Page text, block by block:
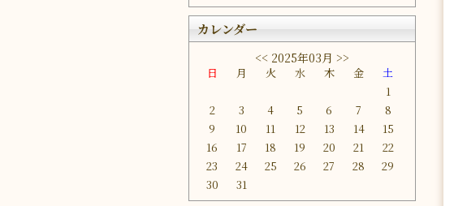
カレンダー
<< 2025年03月 >>
日 月 火 水 木 金
土
1
2
3 4 5 6 7
8
9
10 11 12 13 14
15
16
17 18 19 20 21
22
23
24 25 26 27 28
29
30
31